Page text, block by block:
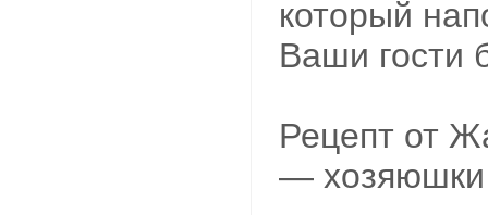
который
Ваши гости
Рецепт от
— хозяюшки